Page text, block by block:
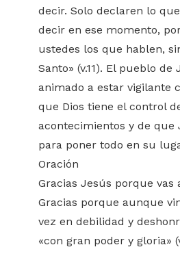
decir. Solo declaren lo
decir en ese momento,
ustedes los que hablen,
Santo» (v.11). El pueblo de
animado a estar vigilante
que Dios tiene el control
acontecimientos y de que
para poner todo en su
Oración
Gracias Jesús porque vas
Gracias porque aunque
vez en debilidad y
«con gran poder y gloria»